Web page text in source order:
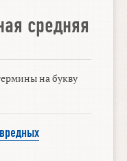
средняя
на букву